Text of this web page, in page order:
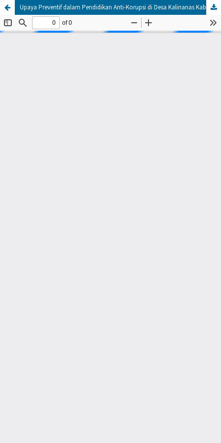
Upaya Preventif dalam Pendidikan Anti-Korupsi di Desa Kalinanas Kabupaten Boyolali